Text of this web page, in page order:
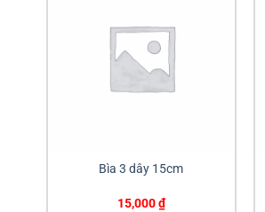
Bìa 3 dây 15cm
15,000₫